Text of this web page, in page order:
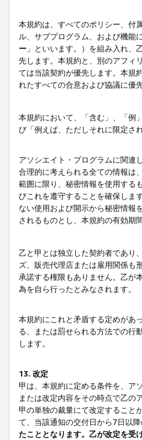
本規約は、すべてのポリシー、付
ル、サブプログラム、および機能
ー 」といいます。）を組み入れ、
先します。本規約と、別のアフィ
ては当該契約が優先します。本規
れたすべての合意および協議に優
本規約において、「含む」、「例
び「例えば、ただしそれに限定さ
アソシエイト・プログラムに関連
合理的に考えられる全ての情報は
範囲に限り、秘密情報を使用する
びこれを遵守することを確保しま
ない使用および開示から秘密情報
されるものとし、本規約の有効期
乙と甲とは独立した契約者であり
ズ、販売代理店または雇用関係も
承諾する権限もありません。乙が
為を自ら行ったとみなされます。
本規約にこれと矛盾する定めがあ
る、または罰せられる方法での行
します。
13. 改定
甲は、本規約に定める条件を、ア
または改定内容をその時点で乙の
甲の単独の裁量にて改定すること
て、当該通知の交付日から7日以降
たこととなります。乙が改定を受